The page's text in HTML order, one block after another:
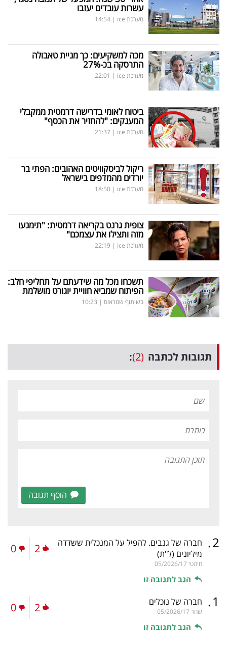
עשרות עובדים יעזבו
מערכת ice |
14:54
מכה למשקיעים: כך מניית טאבולה
התרסקה בכ-27%
מערכת ice |
22:01
ביטוח לאומי בדרישה דרמטית ממקבלי
המענקים: "להחזיר את הכסף"
מערכת ice |
21:37
ריקול לביסקוויטים האהובים: הפתי בר
יורדים מהמדפים בישראל
מערכת ice |
18:50
צופית גרנט בקריאה דרמטית: "תימנעו
מזה ותצילו את עצמכם"
מערכת ice |
22:19
תשכחו מכל מה שידעתם על תחליפי חלב:
הפיתוח שמביא חוויית יוגורט מושלמת
בשיתוף שטראוס |
10:23
תגובות לכתבה (2)
:
הוסף תגובה
2
. חברה של גנבים. להפיל על המנכלית ששדדה
מיליונים (ל"ת)
חיהטי 05/2026/17
הגב לתגובה זו
2
0
1
. חברה של נוכלים
שחר 05/2026/17
הגב לתגובה זו
2
0